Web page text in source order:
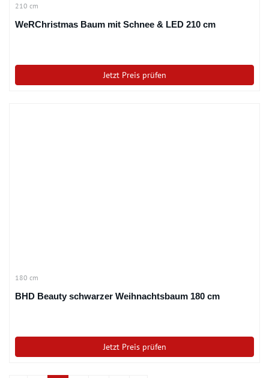
210 cm
WeRChristmas Baum mit Schnee & LED 210 cm
Jetzt Preis prüfen
180 cm
BHD Beauty schwarzer Weihnachtsbaum 180 cm
Jetzt Preis prüfen